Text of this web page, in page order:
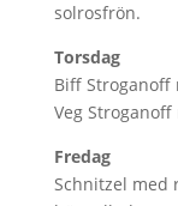
solrosfrön.
Torsdag
Biff Stroganoff
Veg
Fredag
Schnitzel med